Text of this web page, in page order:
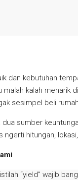
dan kebutuhan
kalah menarik
sesimpel beli
sumber
ngerti hitungan,
“yield” wajib